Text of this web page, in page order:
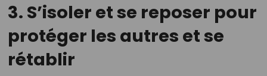
3. S’isoler et se reposer pour
protéger les autres et se
rétablir